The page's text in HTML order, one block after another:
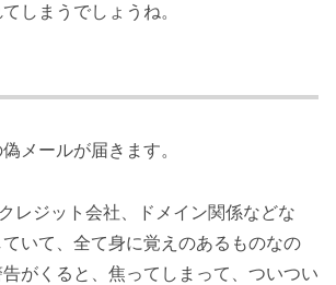
しまうでしょうね。
メールが届きます。
レジット会社、ドメイン関係などな
いて、全て身に覚えのあるものなの
がくると、焦ってしまって、ついつい